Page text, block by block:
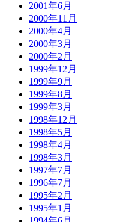
2001年6月
2000年11月
2000年4月
2000年3月
2000年2月
1999年12月
1999年9月
1999年8月
1999年3月
1998年12月
1998年5月
1998年4月
1998年3月
1997年7月
1996年7月
1995年2月
1995年1月